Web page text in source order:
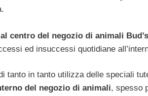
centro del negozio di animali
ed insuccessi quotidiane
tanto in tanto utilizza delle speciali
del negozio di animali, spesso